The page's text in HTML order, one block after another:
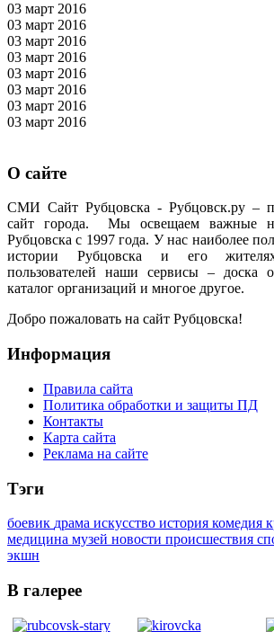
03 март 2016
03 март 2016
03 март 2016
03 март 2016
03 март 2016
03 март 2016
03 март 2016
03 март 2016
О сайте
СМИ Сайт Рубцовска - Рубцовск.ру –
сайт города. Мы освещаем важные
Рубцовска с 1997 года. У нас наиболее
истории Рубцовска и его
пользователей наши сервисы – доска
каталог организаций и многое другое.
Добро пожаловать на сайт Рубцовска!
Информация
Правила сайта
Политика обработки и защиты ПД
Контакты
Карта сайта
Реклама на сайте
Тэги
боевик драма искусство история комедия
медицина музей новости происшествия
экшн
В галерее